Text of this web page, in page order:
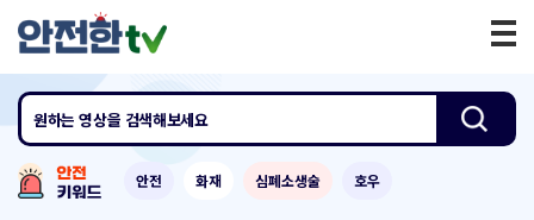
원하는 영상을 검색해보세요
안전 화재 심폐소생술 호우